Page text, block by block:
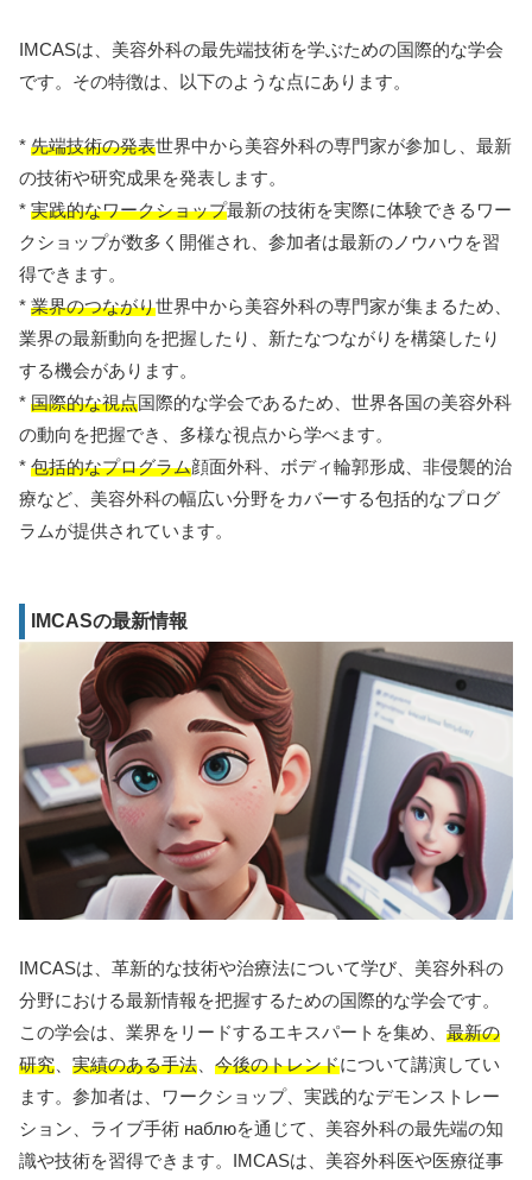
IMCASは、美容外科の最先端技術を学ぶための国際的な学会
です。その特徴は、以下のような点にあります。
* 先端技術の発表世界中から美容外科の専門家が参加し、最新
の技術や研究成果を発表します。
* 実践的なワークショップ最新の技術を実際に体験できるワー
クショップが数多く開催され、参加者は最新のノウハウを習
得できます。
* 業界のつながり世界中から美容外科の専門家が集まるため、
業界の最新動向を把握したり、新たなつながりを構築したり
する機会があります。
* 国際的な視点国際的な学会であるため、世界各国の美容外科
の動向を把握でき、多様な視点から学べます。
* 包括的なプログラム顔面外科、ボディ輪郭形成、非侵襲的治
療など、美容外科の幅広い分野をカバーする包括的なプログ
ラムが提供されています。
IMCASの最新情報
IMCASは、革新的な技術や治療法について学び、美容外科の
分野における最新情報を把握するための国際的な学会です。
この学会は、業界をリードするエキスパートを集め、 最新の
研究
実績のある手法 今後のトレンドについて講演してい
ます。参加者は、ワークショップ、実践的なデモンストレー
ション、ライブ手術 наблюを通じて、美容外科の最先端の知
識や技術を習得できます。IMCASは、美容外科医や医療従事